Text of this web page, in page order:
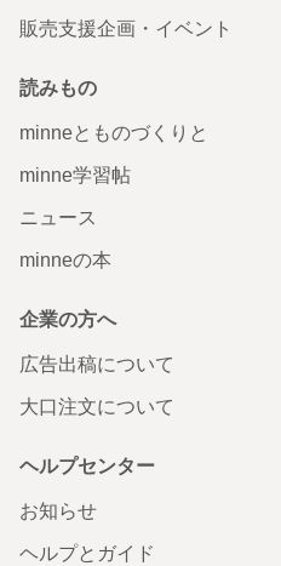
販売支援企画・イベント
読みもの
minneとものづくりと
minne学習帖
ニュース
minneの本
企業の方へ
広告出稿について
大口注文について
ヘルプセンター
お知らせ
ヘルプとガイド